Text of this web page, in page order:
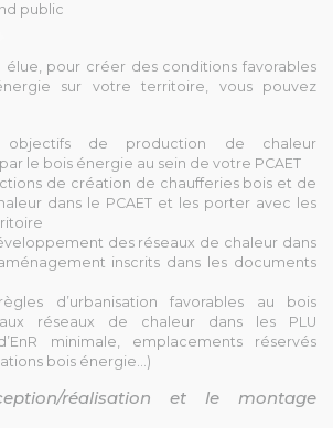
public
élue, pour créer des conditions favorables
sur votre territoire, vous pouvez
de production de chaleur
le bois énergie au sein de votre PCAET
de création de chaufferies bois et de
dans le PCAET et les porter avec les
des réseaux de chaleur dans
inscrits dans les documents
d’urbanisation favorables au bois
réseaux de chaleur dans les PLU
minimale, emplacements réservés
bois énergie…)
réalisation et le montage